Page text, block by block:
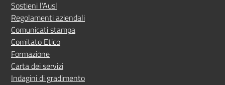
Sostieni l’Ausl
Regolamenti aziendali
Comunicati stampa
Comitato Etico
Formazione
Carta dei servizi
Indagini di gradimento